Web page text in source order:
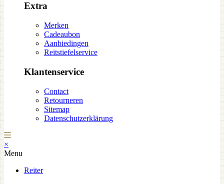
Extra
Merken
Cadeaubon
Aanbiedingen
Reitstiefelservice
Klantenservice
Contact
Retourneren
Sitemap
Datenschutzerklärung
×
Menu
Reiter